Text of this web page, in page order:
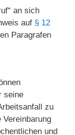
an sich
auf § 12
Paragrafen
seine
zu
und